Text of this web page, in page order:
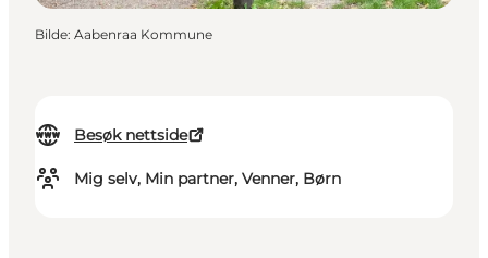
Besøk nettside
Mig selv, Min partner, Venner, Børn
Bilde: Aabenraa Kommune